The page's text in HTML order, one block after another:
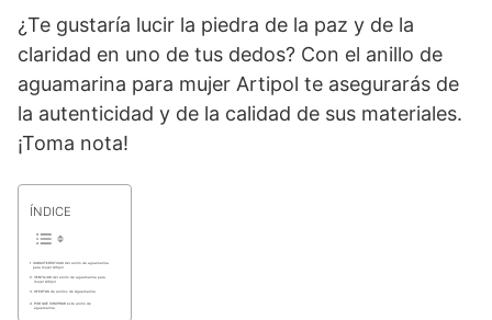
¿Te gustaría lucir la piedra de la paz y de la
claridad en uno de tus dedos? Con el anillo de
aguamarina para mujer Artipol te asegurarás de
la autenticidad y de la calidad de sus materiales.
¡Toma nota!
ÍNDICE
CARACTERÍSTICAS del anillo de aguamarina
para mujer Artipol
VENTAJAS del anillo de aguamarina para
mujer Artipol
OFERTAS de anillos de Aguamarina
POR QUÉ COMPRAR este anillo de
aguamarina